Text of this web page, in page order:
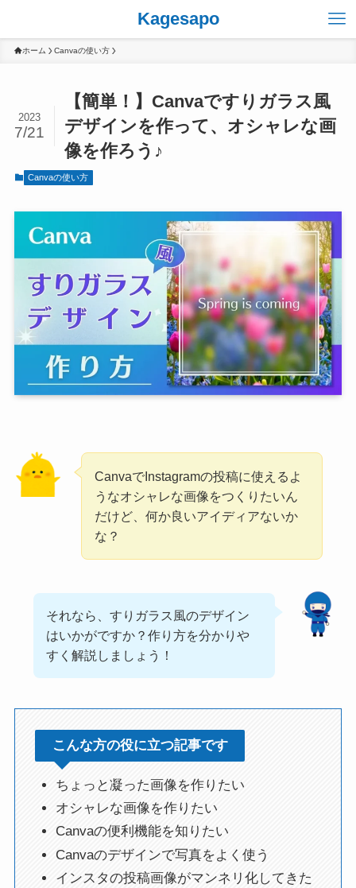
Kagesapo
ホーム Canvaの使い方
【簡単！】Canvaですりガラス風
デザインを作って、オシャレな画
像を作ろう♪
2023
7/21
Canvaの使い方
CanvaでInstagramの投稿に使えるよ
うなオシャレな画像をつくりたいん
だけど、何か良いアイディアないか
な？
それなら、すりガラス風のデザイン
はいかがですか？作り方を分かりや
すく解説しましょう！
こんな方の役に立つ記事です
ちょっと凝った画像を作りたい
オシャレな画像を作りたい
Canvaの便利機能を知りたい
Canvaのデザインで写真をよく使う
インスタの投稿画像がマンネリ化してきた